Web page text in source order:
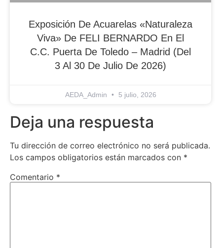
Exposición De Acuarelas «Naturaleza
Viva» De FELI BERNARDO En El
C.C. Puerta De Toledo – Madrid (del
3 Al 30 De Julio De 2026)
AEDA_Admin 5 julio, 2026
Deja una respuesta
Tu dirección de correo electrónico no será publicada.
Los campos obligatorios están marcados con *
Comentario *